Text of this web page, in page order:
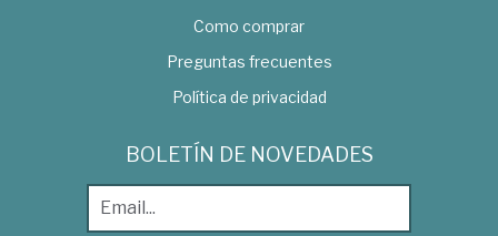
Como comprar
Preguntas frecuentes
Política de privacidad
BOLETÍN DE NOVEDADES